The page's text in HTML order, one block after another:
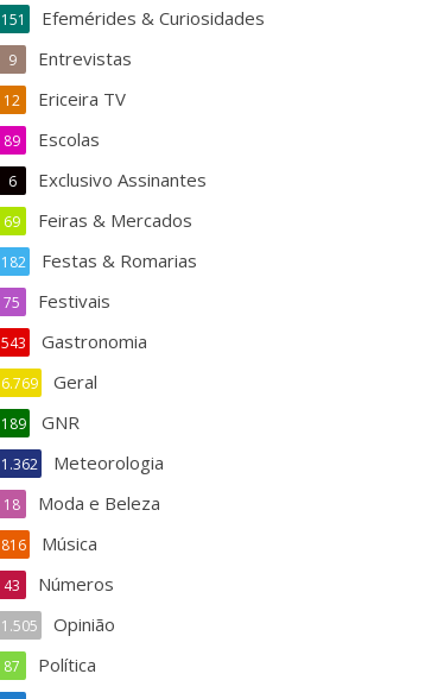
Efemérides & Curiosidades
151
Entrevistas
9
Ericeira TV
12
Escolas
89
Exclusivo Assinantes
6
Feiras & Mercados
69
Festas & Romarias
182
Festivais
75
Gastronomia
543
Geral
6.769
GNR
189
Meteorologia
1.362
Moda e Beleza
18
Música
816
Números
43
Opinião
1.505
Política
87